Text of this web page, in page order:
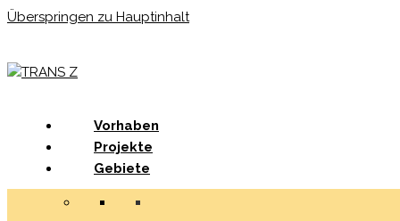
Überspringen zu Hauptinhalt
Vorhaben
Projekte
Gebiete